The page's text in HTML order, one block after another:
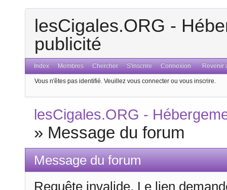
lesCigales.ORG -
publicité
Index Membres Chercher S'inscrire Connexion Revenir
Vous n'êtes pas identifié. Veuillez vous connecter ou vous inscrire.
lesCigales.ORG -
» Message du forum
Message du forum
Requête invalide. Le lien